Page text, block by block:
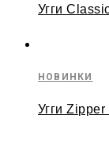
Угги
НОВИНКИ
Угги